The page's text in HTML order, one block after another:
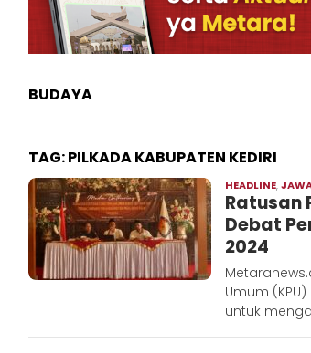
BUDAYA
TAG:PILKADA KABUPATEN KEDIRI
HEADLINE,
Ratusan
Debat
2024
Umum
untuk